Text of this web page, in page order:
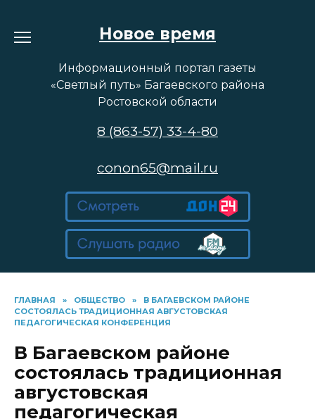
содержанию
Новое время
Информационный портал газеты
«Светлый путь» Багаевского района
Ростовской области
8 (863-57) 33-4-80
conon65@mail.ru
ГЛАВНАЯ » ОБЩЕСТВО »
В БАГАЕВСКОМ РАЙОНЕ
СОСТОЯЛАСЬ ТРАДИЦИОННАЯ АВГУСТОВСКАЯ
ПЕДАГОГИЧЕСКАЯ КОНФЕРЕНЦИЯ
В Багаевском районе
состоялась традиционная
августовская
педагогическая